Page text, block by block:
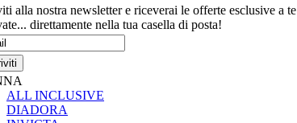
alla nostra newsletter e riceverai le offerte esclusive a te
direttamente nella tua casella di posta!
ALL INCLUSIVE
DIADORA